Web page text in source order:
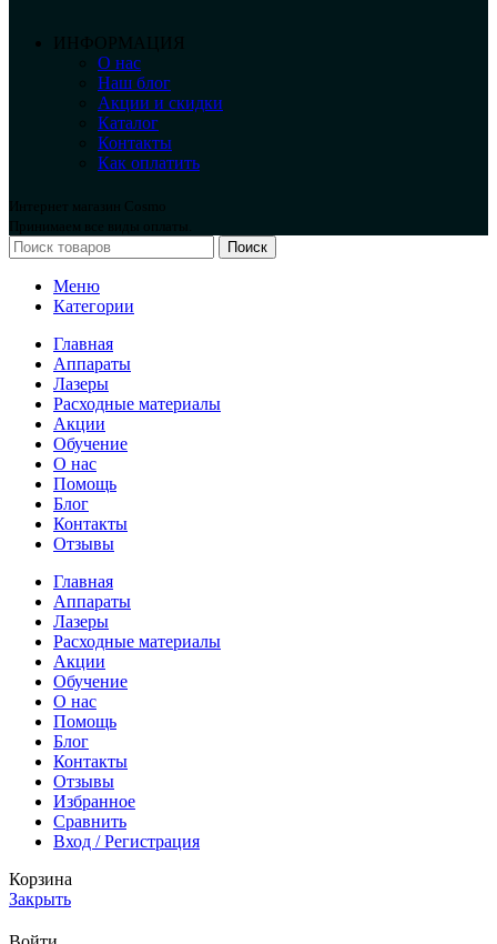
ИНФОРМАЦИЯ
О нас
Наш блог
Акции и скидки
Каталог
Контакты
Как оплатить
Интернет магазин Cosmo
Принимаем все виды оплаты.
Поиск
Меню
Категории
Главная
Аппараты
Лазеры
Расходные материалы
Акции
Обучение
О нас
Помощь
Блог
Контакты
Отзывы
Главная
Аппараты
Лазеры
Расходные материалы
Акции
Обучение
О нас
Помощь
Блог
Контакты
Отзывы
Избранное
Сравнить
Вход / Регистрация
Корзина
Закрыть